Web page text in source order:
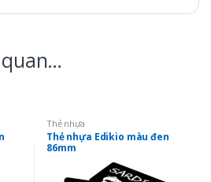
Thẻ nhựa
Thẻ nhựa Edikio màu đen
86mm